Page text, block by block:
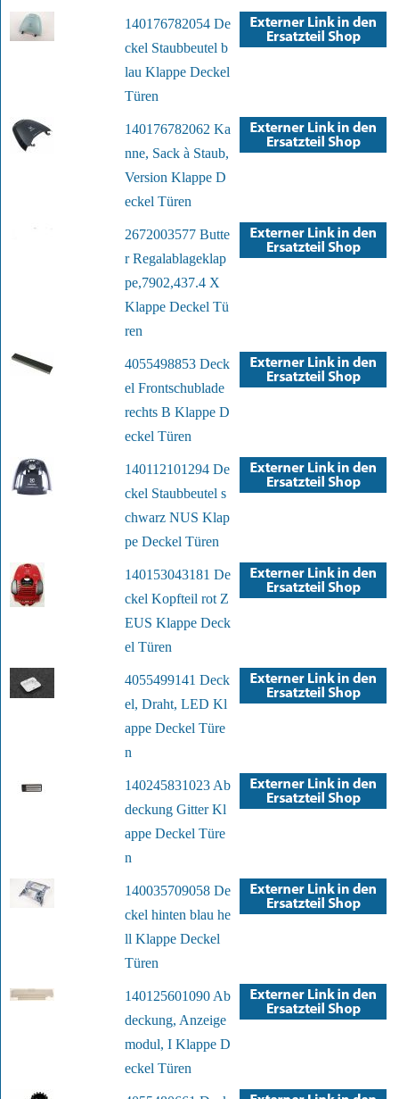
140176782054 De
ckel Staubbeutel b
lau Klappe Deckel
Türen
140176782062 Ka
nne, Sack à Staub,
Version Klappe D
eckel Türen
2672003577 Butte
r Regalablageklap
pe,7902,437.4 X
Klappe Deckel Tü
ren
4055498853 Deck
el Frontschublade
rechts B Klappe D
eckel Türen
140112101294 De
ckel Staubbeutel s
chwarz NUS Klap
pe Deckel Türen
140153043181 De
ckel Kopfteil rot Z
EUS Klappe Deck
el Türen
4055499141 Deck
el, Draht, LED Kl
appe Deckel Türe
n
140245831023 Ab
deckung Gitter Kl
appe Deckel Türe
n
140035709058 De
ckel hinten blau he
ll Klappe Deckel
Türen
140125601090 Ab
deckung, Anzeige
modul, I Klappe D
eckel Türen